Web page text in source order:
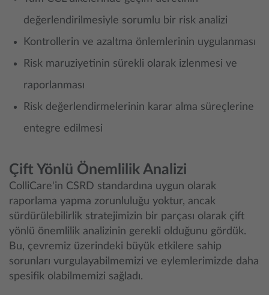
değerlendirilmesiyle sorumlu bir risk analizi
Kontrollerin ve azaltma önlemlerinin uygulanması
Risk maruziyetinin sürekli olarak izlenmesi ve
raporlanması
Risk değerlendirmelerinin karar alma süreçlerine
entegre edilmesi
Çift Yönlü Önemlilik Analizi
ColliCare'in CSRD standardına uygun olarak
raporlama yapma zorunluluğu yoktur, ancak
sürdürülebilirlik stratejimizin bir parçası olarak çift
yönlü önemlilik analizinin gerekli olduğunu gördük.
Bu, çevremiz üzerindeki büyük etkilere sahip
sorunları vurgulayabilmemizi ve eylemlerimizde daha
spesifik olabilmemizi sağladı.